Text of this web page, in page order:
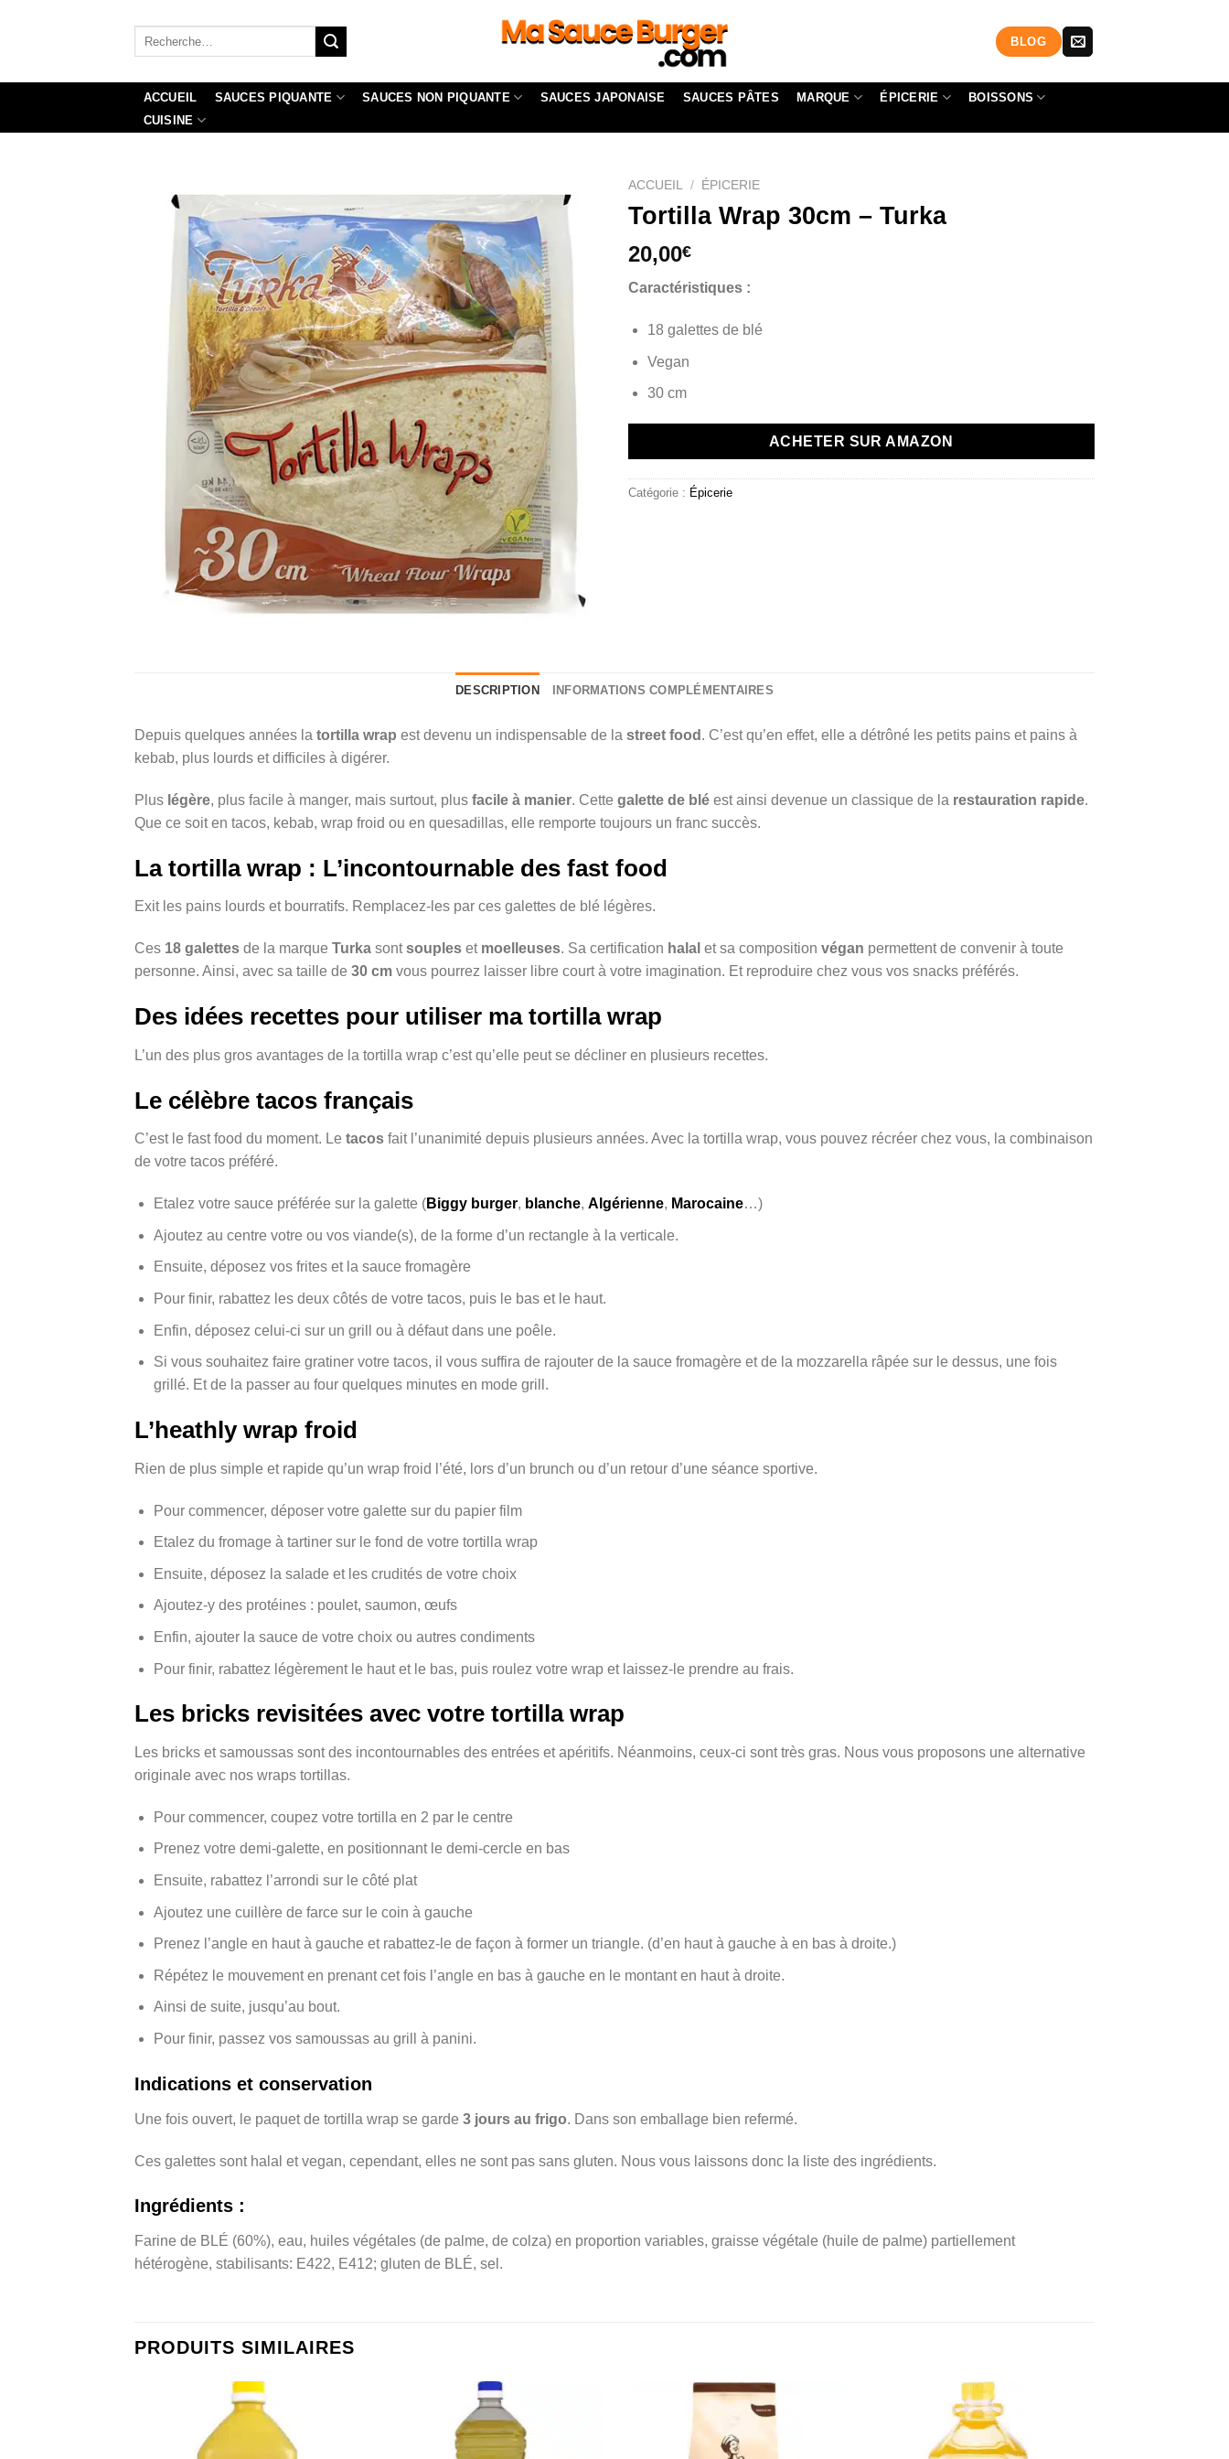
BLOG
ACCUEIL SAUCES PIQUANTE SAUCES NON PIQUANTE SAUCES JAPONAISE SAUCES PÂTES MARQUE ÉPICERIE
BOISSONS
CUISINE
ACCUEIL / ÉPICERIE
Tortilla Wrap 30cm – Turka
20,00€
Caractéristiques :
18 galettes de blé
Vegan
30 cm
ACHETER SUR AMAZON
Catégorie : Épicerie
DESCRIPTION INFORMATIONS COMPLÉMENTAIRES
Depuis quelques années la tortilla wrap est devenu un indispensable de la street food . C’est qu’en effet, elle a détrôné les petits pains et pains à
kebab, plus lourds et difficiles à digérer.
Plus légère, plus facile à manger, mais surtout, plus facile à manier. Cette galette de blé est ainsi devenue un classique de la restauration rapide.
Que ce soit en tacos, kebab, wrap froid ou en quesadillas, elle remporte toujours un franc succès.
La tortilla wrap : L’incontournable des fast food
Exit les pains lourds et bourratifs. Remplacez-les par ces galettes de blé légères.
Ces 18 galettes de la marque Turka sontsouples et moelleuses. Sa certification halal et sa composition végan permettent de convenir à toute
personne. Ainsi, avec sa taille de 30 cm vous pourrez laisser libre court à votre imagination. Et reproduire chez vous vos snacks préférés.
Des idées recettes pour utiliser ma tortilla wrap
L’un des plus gros avantages de la tortilla wrap c’est qu’elle peut se décliner en plusieurs recettes.
Le célèbre tacos français
C’est le fast food du moment. Le tacos fait l’unanimité depuis plusieurs années. Avec la tortilla wrap, vous pouvez récréer chez vous, la combinaison
de votre tacos préféré.
Etalez votre sauce préférée sur la galette (Biggy burger, blanche, Algérienne, Marocaine…)
Ajoutez au centre votre ou vos viande(s), de la forme d’un rectangle à la verticale.
Ensuite, déposez vos frites et la sauce fromagère
Pour finir, rabattez les deux côtés de votre tacos, puis le bas et le haut.
Enfin, déposez celui-ci sur un grill ou à défaut dans une poêle.
Si vous souhaitez faire gratiner votre tacos, il vous suffira de rajouter de la sauce fromagère et de la mozzarella râpée sur le dessus, une fois
grillé. Et de la passer au four quelques minutes en mode grill.
L’heathly wrap froid
Rien de plus simple et rapide qu’un wrap froid l’été, lors d’un brunch ou d’un retour d’une séance sportive.
Pour commencer, déposer votre galette sur du papier film
Etalez du fromage à tartiner sur le fond de votre tortilla wrap
Ensuite, déposez la salade et les crudités de votre choix
Ajoutez-y des protéines : poulet, saumon, œufs
Enfin, ajouter la sauce de votre choix ou autres condiments
Pour finir, rabattez légèrement le haut et le bas, puis roulez votre wrap et laissez-le prendre au frais.
Les bricks revisitées avec votre tortilla wrap
Les bricks et samoussas sont des incontournables des entrées et apéritifs. Néanmoins, ceux-ci sont très gras. Nous vous proposons une alternative
originale avec nos wraps tortillas.
Pour commencer, coupez votre tortilla en 2 par le centre
Prenez votre demi-galette, en positionnant le demi-cercle en bas
Ensuite, rabattez l’arrondi sur le côté plat
Ajoutez une cuillère de farce sur le coin à gauche
Prenez l’angle en haut à gauche et rabattez-le de façon à former un triangle. (d’en haut à gauche à en bas à droite.)
Répétez le mouvement en prenant cet fois l’angle en bas à gauche en le montant en haut à droite.
Ainsi de suite, jusqu’au bout.
Pour finir, passez vos samoussas au grill à panini.
Indications et conservation
Une fois ouvert, le paquet de tortilla wrap se garde 3 jours au frigo. Dans son emballage bien refermé.
Ces galettes sont halal et vegan, cependant, elles ne sont pas sans gluten. Nous vous laissons donc la liste des ingrédients.
Ingrédients :
Farine de BLÉ (60%), eau, huiles végétales (de palme, de colza) en proportion variables, graisse végétale (huile de palme) partiellement
hétérogène, stabilisants: E422, E412; gluten de BLÉ, sel.
PRODUITS SIMILAIRES